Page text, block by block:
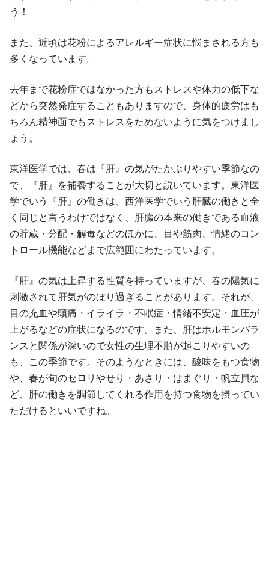
う！
また、近頃は花粉によるアレルギー症状に悩まされる方も
多くなっています。
去年まで花粉症ではなかった方もストレスや体力の低下な
どから突然発症することもありますので、身体的疲労はも
ちろん精神面でもストレスをためないように気をつけまし
ょう。
東洋医学では、春は『肝』の気がたかぶりやすい季節なの
で、『肝』を補養することが大切と説いています。東洋医
学でいう『肝』の働きは、西洋医学でいう肝臓の働きと全
く同じと言うわけではなく、肝臓の本来の働きである血液
の貯蔵・分配・解毒などのほかに、目や筋肉、情緒のコン
トロール機能などまで広範囲にわたっています。
『肝』の気は上昇する性質を持っていますが、春の陽気に
刺激されて肝気がのぼり過ぎることがあります。それが、
目の充血や頭痛・イライラ・不眠症・情緒不安定・血圧が
上がるなどの症状になるのです。また、肝はホルモンバラ
ンスと関係が深いので女性の生理不順が起こりやすいの
も、この季節です。そのようなときには、酸味をもつ食物
や、春が旬のセロリやせり・あさり・はまぐり・帆立貝な
ど、肝の働きを調節してくれる作用を持つ食物を摂ってい
ただけるといいですね。